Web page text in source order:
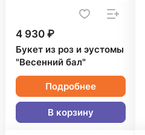
4 930 ₽
Букет из роз и эустомы
"Весенний бал"
Подробнее
В корзину